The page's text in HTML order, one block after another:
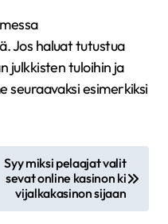
Jos haluat tutustua
julkkisten tuloihin ja
seuraavaksi esimerkiksi
Syy miksi pelaajat valit
sevat online kasinon ki
vijalkakasinon sijaan